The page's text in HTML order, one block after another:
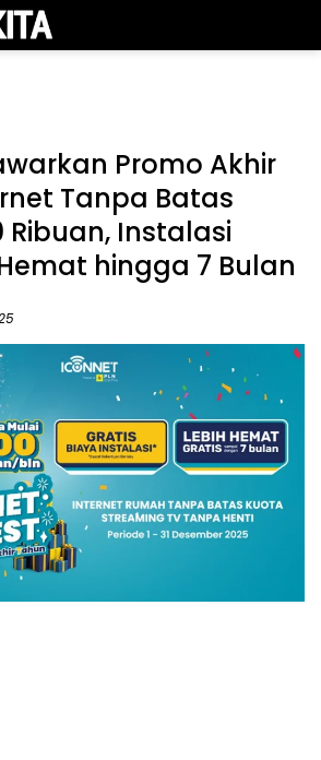
Promo Akhir
Tanpa Batas
Ribuan, Instalasi
hingga 7 Bulan